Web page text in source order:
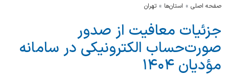
صفحه اصلی استان‌ها تهران
جزئیات معافیت‌ از صدور
صورت‌حساب الکترونیکی در سامانه
مؤدیان ۱۴۰۴